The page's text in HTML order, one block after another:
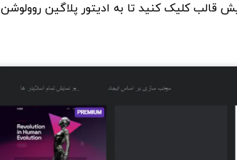
قالب کلیک کنید تا به ادیتور پلاگین روولوشن